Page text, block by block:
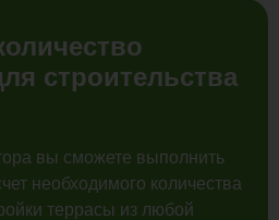
строительства
вы сможете выполнить
необходимого количества
террасы из любой